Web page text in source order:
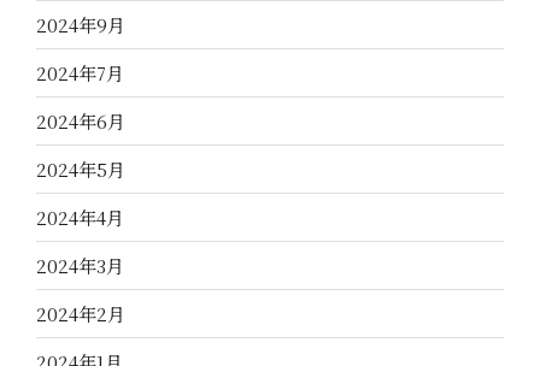
2024年9月
2024年7月
2024年6月
2024年5月
2024年4月
2024年3月
2024年2月